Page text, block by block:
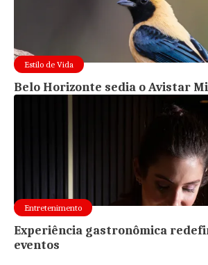
Estilo de Vida
Belo Horizonte sedia o Avistar
Entretenimento
Experiência gastronômica
eventos